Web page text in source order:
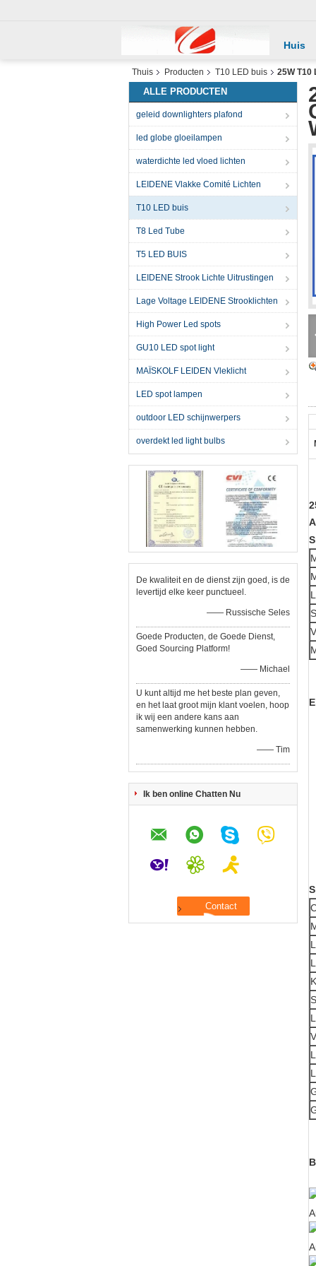
Huis
Thuis Producten T10 LED buis 25W T10
ALLE PRODUCTEN
geleid downlighters plafond
led globe gloeilampen
waterdichte led vloed lichten
LEIDENE Vlakke Comité Lichten
T10 LED buis
T8 Led Tube
T5 LED BUIS
LEIDENE Strook Lichte Uitrustingen
Lage Voltage LEIDENE Strooklichten
High Power Led spots
GU10 LED spot light
MAÏSKOLF LEIDEN Vleklicht
LED spot lampen
outdoor LED schijnwerpers
overdekt led light bulbs
De kwaliteit en de dienst zijn goed, is de
levertijd elke keer punctueel.
—— Russische Seles
Goede Producten, de Goede Dienst,
Goed Sourcing Platform!
—— Michael
U kunt altijd me het beste plan geven,
en het laat groot mijn klant voelen, hoop
ik wij een andere kans aan
samenwerking kunnen hebben.
—— Tim
Ik ben online Chatten Nu